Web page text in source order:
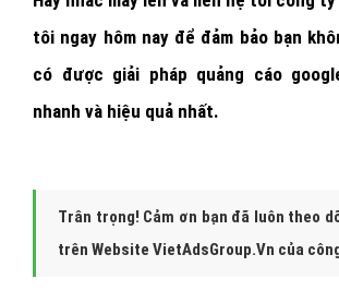
tôi ngay hôm nayđể đảm bảo bạn
có được giải pháp quảng cáo
nhanh và hiệu quả nhất.
Trân trọng! Cảm ơn bạn đã luôn theo
trên Website VietAdsGroup.Vn của